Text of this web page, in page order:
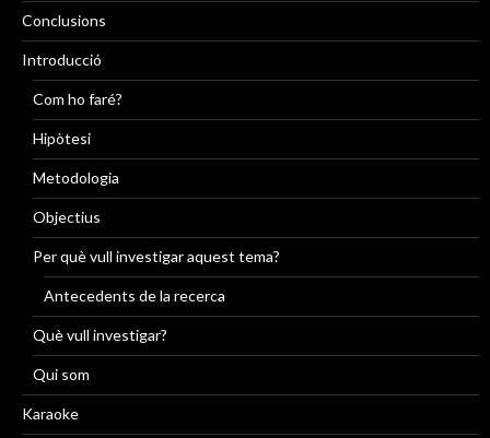
Conclusions
Introducció
Com ho faré?
Hipòtesi
Metodologia
Objectius
Per què vull investigar aquest tema?
Antecedents de la recerca
Què vull investigar?
Qui som
Karaoke